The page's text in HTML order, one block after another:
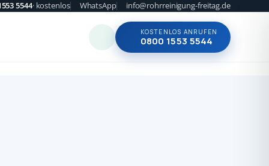
5544· kostenlos WhatsApp info@rohrreinigung-freitag.de
KOSTENLOS ANRUFEN
0800 1553 5544